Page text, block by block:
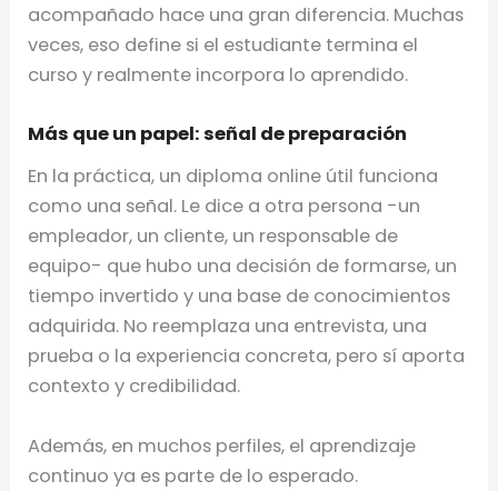
acompañado hace una gran diferencia. Muchas
veces, eso define si el estudiante termina el
curso y realmente incorpora lo aprendido.
Más que un papel: señal de preparación
En la práctica, un diploma online útil funciona
como una señal. Le dice a otra persona -un
empleador, un cliente, un responsable de
equipo- que hubo una decisión de formarse, un
tiempo invertido y una base de conocimientos
adquirida. No reemplaza una entrevista, una
prueba o la experiencia concreta, pero sí aporta
contexto y credibilidad.
Además, en muchos perfiles, el aprendizaje
continuo ya es parte de lo esperado.